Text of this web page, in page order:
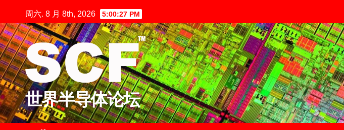
至
内
容
周六. 8 月 8th, 2026 5:00:28 PM
世界半导体论坛